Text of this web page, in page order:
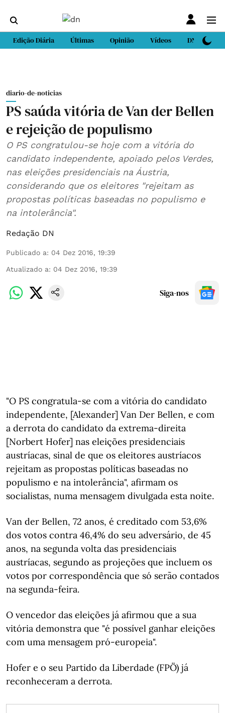
Edição Diária Últimas Opinião Vídeos DN Sport
diario-de-noticias
PS saúda vitória de Van der Bellen
e rejeição de populismo
O PS congratulou-se hoje com a vitória do
candidato independente, apoiado pelos Verdes,
nas eleições presidenciais na Áustria,
considerando que os eleitores "rejeitam as
propostas políticas baseadas no populismo e
na intolerância".
Redação DN
Publicado a: 04 Dez 2016, 19:39
Atualizado a: 04 Dez 2016, 19:39
Siga-nos
"O PS congratula-se com a vitória do candidato
independente, [Alexander] Van Der Bellen, e com
a derrota do candidato da extrema-direita
[Norbert Hofer] nas eleições presidenciais
austríacas, sinal de que os eleitores austríacos
rejeitam as propostas políticas baseadas no
populismo e na intolerância", afirmam os
socialistas, numa mensagem divulgada esta noite.
Van der Bellen, 72 anos, é creditado com 53,6%
dos votos contra 46,4% do seu adversário, de 45
anos, na segunda volta das presidenciais
austríacas, segundo as projeções que incluem os
votos por correspondência que só serão contados
na segunda-feira.
O vencedor das eleições já afirmou que a sua
vitória demonstra que "é possível ganhar eleições
com uma mensagem pró-europeia".
Hofer e o seu Partido da Liberdade (FPÖ) já
reconheceram a derrota.